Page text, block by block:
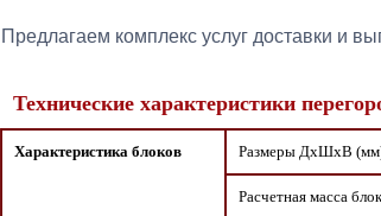
Предлагаем комплекс услуг доставки и
Технические характеристики
Характеристика блоков Размеры ДxШxВ
Расчетная масса